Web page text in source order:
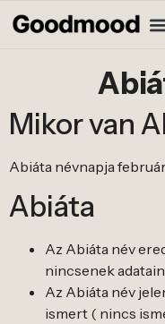
Mikor van
Abiáta névnapja
Abiáta
Az Abiáta név
nincsenek
Az Abiáta név
ismert ( nincs